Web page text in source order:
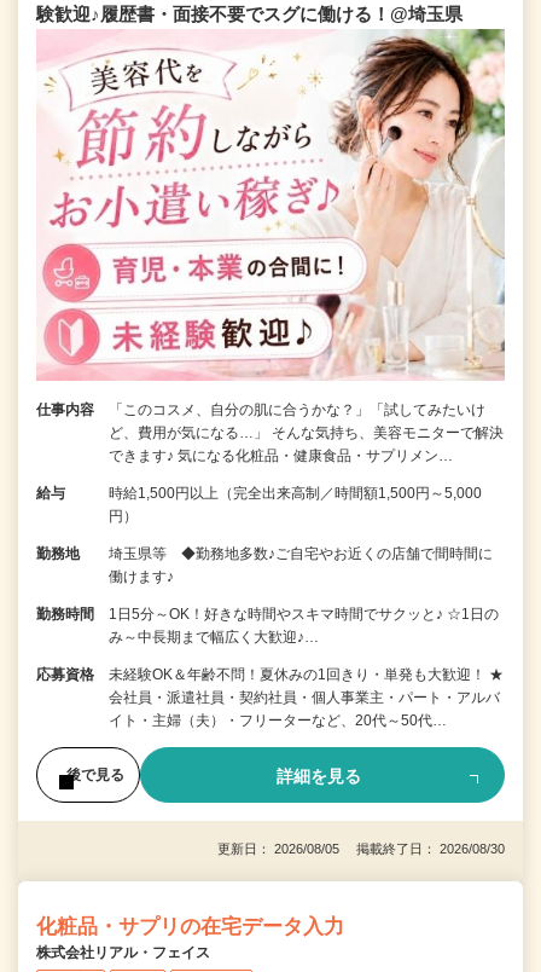
験歓迎♪履歴書・面接不要でスグに働ける！@埼玉県
仕事内容
「このコスメ、自分の肌に合うかな？」「試してみたいけ
ど、費用が気になる…」 そんな気持ち、美容モニターで解決
できます♪ 気になる化粧品・健康食品・サプリメン…
給与
時給1,500円以上（完全出来高制／時間額1,500円～5,000
円）
勤務地
埼玉県等 ◆勤務地多数♪ご自宅やお近くの店舗で間時間に
働けます♪
勤務時間
1日5分～OK！好きな時間やスキマ時間でサクッと♪ ☆1日の
み～中長期まで幅広く大歓迎♪…
応募資格
未経験OK＆年齢不問！夏休みの1回きり・単発も大歓迎！ ★
会社員・派遣社員・契約社員・個人事業主・パート・アルバ
イト・主婦（夫）・フリーターなど、20代～50代…
後で見る 詳細を見る
更新日： 2026/08/05 掲載終了日： 2026/08/30
化粧品・サプリの在宅データ入力
株式会社リアル・フェイス